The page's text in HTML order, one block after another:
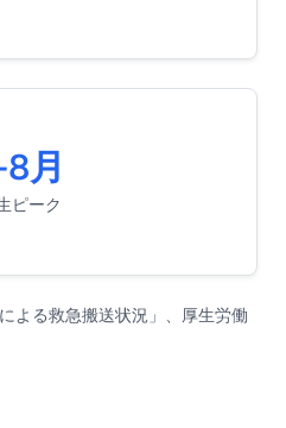
月
ピーク
よる救急搬送状況」、厚生労働